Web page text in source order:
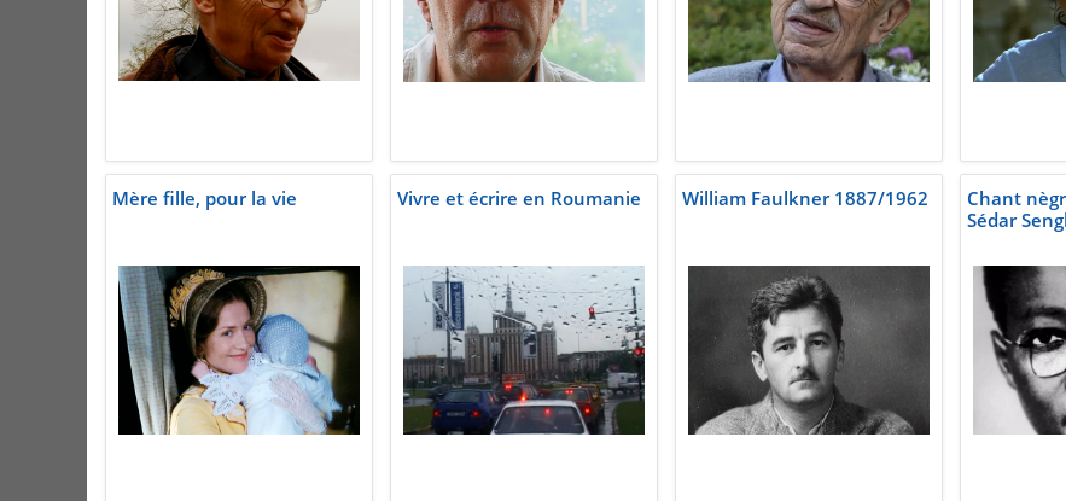
Mère fille, pour la vie Vivre et écrire en Roumanie William Faulkner 1887/1962
Chant
Sédar